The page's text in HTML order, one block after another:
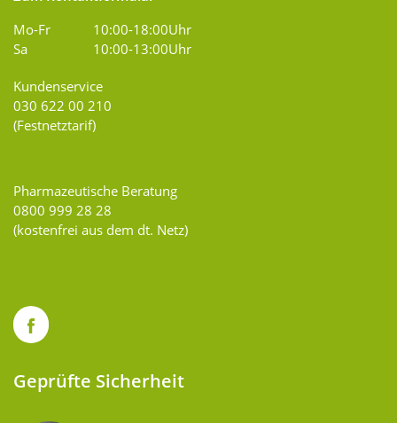
Mo-Fr
10:00-18:00Uhr
Sa
10:00-13:00Uhr
Kundenservice
030 622 00 210
(Festnetztarif)
Pharmazeutische Beratung
0800 999 28 28
(kostenfrei aus dem dt. Netz)
Geprüfte Sicherheit